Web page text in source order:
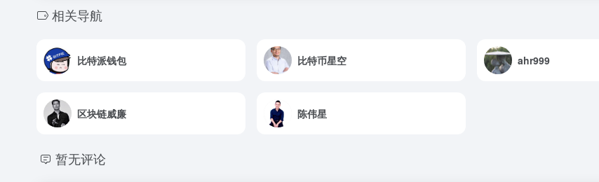
相关导航
比特派钱包 比特币星空 ahr999
区块链威廉 陈伟星
暂无评论